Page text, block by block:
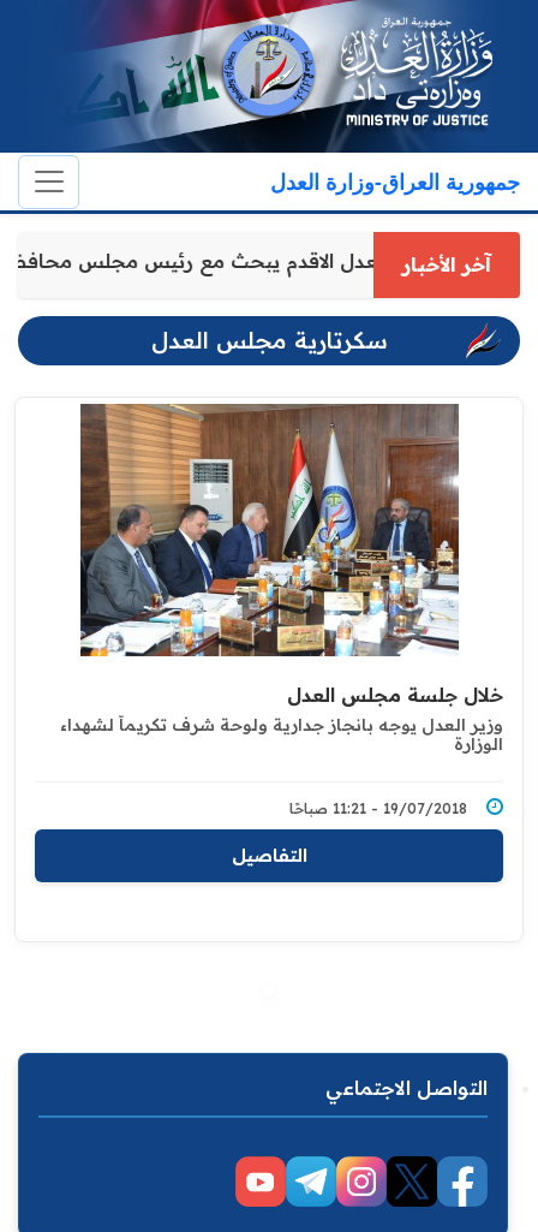
جمهورية العراق-وزارة العدل
آخر الأخبار
وكيل وزارة العدل الاقدم يبحث مع رئيس مجلس محافظة
سكرتارية مجلس العدل
خلال جلسة مجلس العدل
وزير العدل يوجه بانجاز جدارية ولوحة شرف تكريماً لشهداء
الوزارة
19/07/2018 - 11:21 صباحًا
التفاصيل
التواصل الاجتماعي